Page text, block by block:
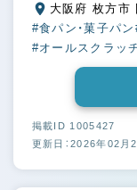
#食パン・菓子パン
#オールスクラッ
掲載ID 1005427
更新日：2026年02月